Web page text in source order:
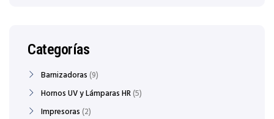
Categorías
Barnizadoras 9
Hornos UV y Lámparas HR 5
Impresoras 2